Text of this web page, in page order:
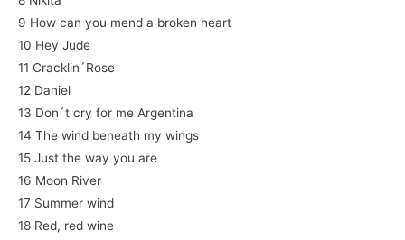
9 How can you mend a broken heart
10 Hey Jude
11 Cracklin´Rose
12 Daniel
13 Don´t cry for me Argentina
14 The wind beneath my wings
15 Just the way you are
16 Moon River
17 Summer wind
18 Red, red wine